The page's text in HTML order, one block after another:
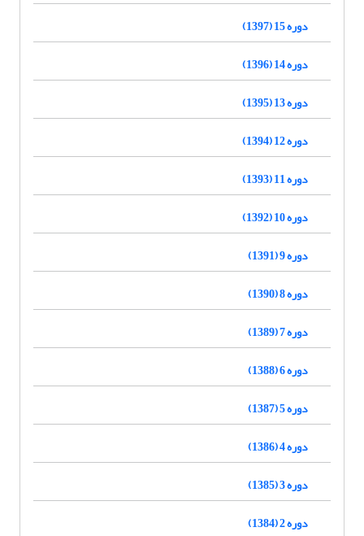
دوره 15 (1397)
دوره 14 (1396)
دوره 13 (1395)
دوره 12 (1394)
دوره 11 (1393)
دوره 10 (1392)
دوره 9 (1391)
دوره 8 (1390)
دوره 7 (1389)
دوره 6 (1388)
دوره 5 (1387)
دوره 4 (1386)
دوره 3 (1385)
دوره 2 (1384)